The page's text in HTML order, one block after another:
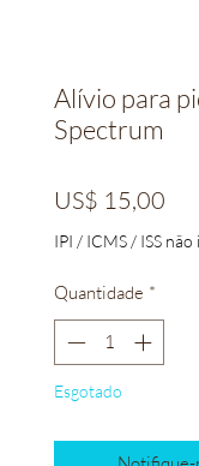
Alívio para
Spectrum
US$ 15,00
IPI / ICMS / ISS não
Quantidade *
Esgotado